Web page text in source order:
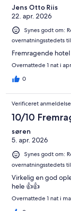
Jens Otto Riis
22. apr. 2026
Synes godt om:
overnatningsstedets
Fremragende
Overnattede 1 nat i
0
Verificeret anmeldelse
10/10
søren
5. apr. 2026
Synes godt om:
overnatningsstedets
Virkelig en god
hele 👍👍
Overnattede 1 nat i